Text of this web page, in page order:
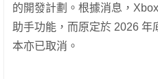
的開發計劃。根據消息，
助手功能，而原定於 2026
本亦已取消。